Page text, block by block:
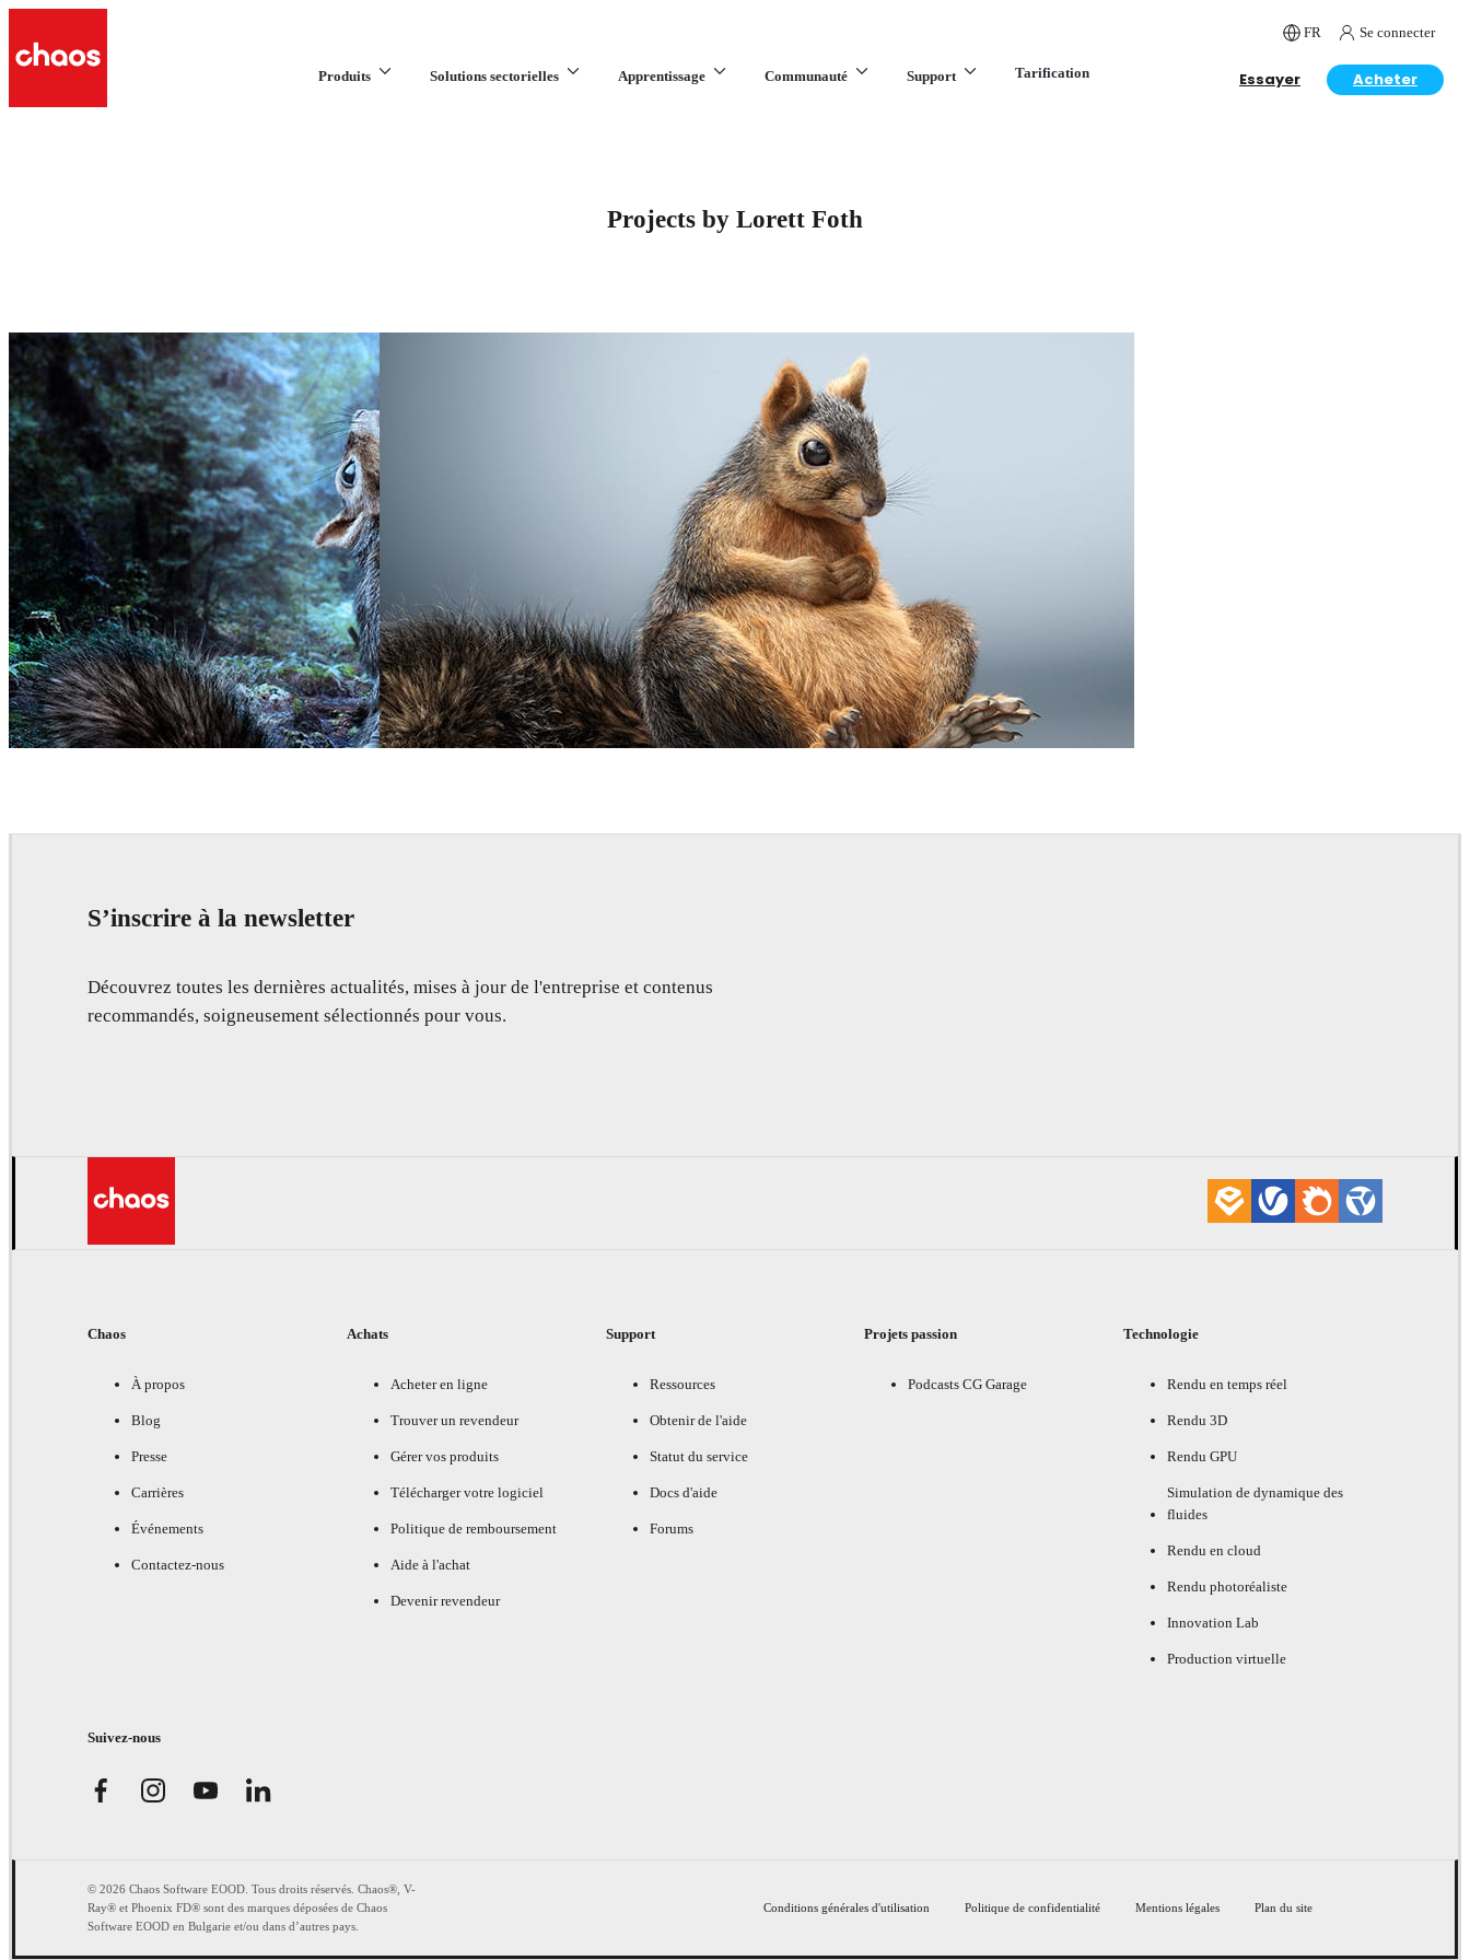
FR Se connecter
Produits Solutions sectorielles Apprentissage Communauté Support Tarification Essayer Acheter
Projects by Lorett Foth
S’inscrire à la newsletter
Découvrez toutes les dernières actualités, mises à jour de l'entreprise et contenus
recommandés, soigneusement sélectionnés pour vous.
Chaos
À propos
Blog
Presse
Carrières
Événements
Contactez-nous
Achats
Acheter en ligne
Trouver un revendeur
Gérer vos produits
Télécharger votre logiciel
Politique de remboursement
Aide à l'achat
Devenir revendeur
Support
Ressources
Obtenir de l'aide
Statut du service
Docs d'aide
Forums
Projets passion
Podcasts CG Garage
Technologie
Rendu en temps réel
Rendu 3D
Rendu GPU
Simulation de dynamique des
fluides
Rendu en cloud
Rendu photoréaliste
Innovation Lab
Production virtuelle
Suivez-nous
© 2026 Chaos Software EOOD. Tous droits réservés. Chaos®, V-
Ray® et Phoenix FD® sont des marques déposées de Chaos
Software EOOD en Bulgarie et/ou dans d’autres pays.
Conditions générales d'utilisation Politique de confidentialité Mentions légales Plan du site